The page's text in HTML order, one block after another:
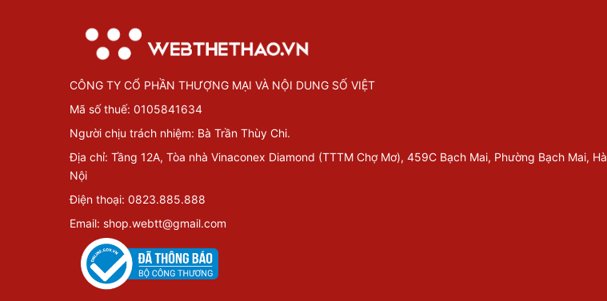
CÔNG TY CỔ PHẦN THƯỢNG MẠI VÀ NỘI DUNG SỐ VIỆT
Mã số thuế: 0105841634
Người chịu trách nhiệm: Bà Trần Thùy Chi.
Địa chỉ: Tầng 12A, Tòa nhà Vinaconex Diamond (TTTM Chợ Mơ), 459C Bạch Mai, Phường Bạch Mai, Hà
Nội
Điện thoại: 0823.885.888
Email: shop.webtt@gmail.com